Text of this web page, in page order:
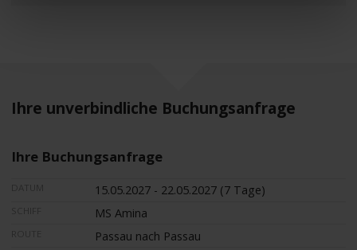
Ihre unverbindliche Buchungsanfrage
Ihre Buchungsanfrage
15.05.2027 - 22.05.2027 (7 Tage)
MS Amina
Passau nach Passau